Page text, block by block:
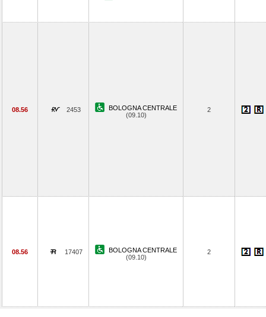
08.56 2453
BOLOGNA CENTRALE
(09.10)
2
08.56 17407
BOLOGNA CENTRALE
(09.10)
2